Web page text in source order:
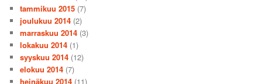
tammikuu 2015 (7)
joulukuu 2014 (2)
marraskuu 2014 (3)
lokakuu 2014 (1)
syyskuu 2014 (12)
elokuu 2014 (7)
heinäkuu 2014 (11)